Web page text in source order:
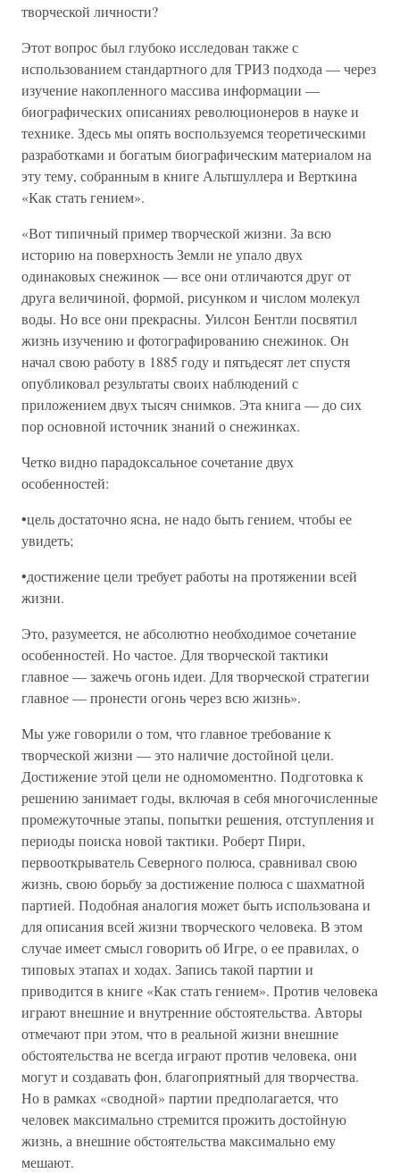
творческой личности?
Этот вопрос был глубоко исследован также с
использованием стандартного для ТРИЗ подхода — через
изучение накопленного массива информации —
биографических описаниях революционеров в науке и
технике. Здесь мы опять воспользуемся теоретическими
разработками и богатым биографическим материалом на
эту тему, собранным в книге Альтшуллера и Верткина
«Как стать гением».
«Вот типичный пример творческой жизни. За всю
историю на поверхность Земли не упало двух
одинаковых снежинок — все они отличаются друг от
друга величиной, формой, рисунком и числом молекул
воды. Но все они прекрасны. Уилсон Бентли посвятил
жизнь изучению и фотографированию снежинок. Он
начал свою работу в 1885 году и пятьдесят лет спустя
опубликовал результаты своих наблюдений с
приложением двух тысяч снимков. Эта книга — до сих
пор основной источник знаний о снежинках.
Четко видно парадоксальное сочетание двух
особенностей:
•цель достаточно ясна, не надо быть гением, чтобы ее
увидеть;
•достижение цели требует работы на протяжении всей
жизни.
Это, разумеется, не абсолютно необходимое сочетание
особенностей. Но частое. Для творческой тактики
главное — зажечь огонь идеи. Для творческой стратегии
главное — пронести огонь через всю жизнь».
Мы уже говорили о том, что главное требование к
творческой жизни — это наличие достойной цели.
Достижение этой цели не одномоментно. Подготовка к
решению занимает годы, включая в себя многочисленные
промежуточные этапы, попытки решения, отступления и
периоды поиска новой тактики. Роберт Пири,
первооткрыватель Северного полюса, сравнивал свою
жизнь, свою борьбу за достижение полюса с шахматной
партией. Подобная аналогия может быть использована и
для описания всей жизни творческого человека. В этом
случае имеет смысл говорить об Игре, о ее правилах, о
типовых этапах и ходах. Запись такой партии и
приводится в книге «Как стать гением». Против человека
играют внешние и внутренние обстоятельства. Авторы
отмечают при этом, что в реальной жизни внешние
обстоятельства не всегда играют против человека, они
могут и создавать фон, благоприятный для творчества.
Но в рамках «сводной» партии предполагается, что
человек максимально стремится прожить достойную
жизнь, а внешние обстоятельства максимально ему
мешают.